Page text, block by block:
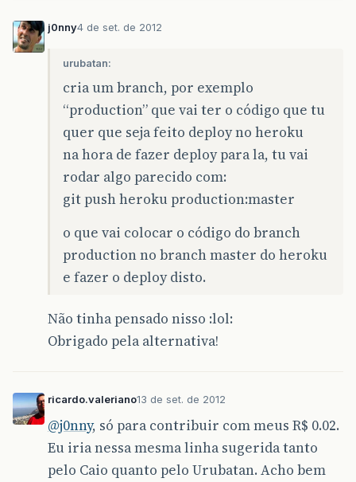
j0nny4 de set. de 2012
urubatan:
cria um branch, por exemplo
“production” que vai ter o código que tu
quer que seja feito deploy no heroku
na hora de fazer deploy para la, tu vai
rodar algo parecido com:
git push heroku production:master
o que vai colocar o código do branch
production no branch master do heroku
e fazer o deploy disto.
Não tinha pensado nisso :lol:
Obrigado pela alternativa!
ricardo.valeriano13 de set. de 2012
@j0nny, só para contribuir com meus R$ 0.02.
Eu iria nessa mesma linha sugerida tanto
pelo Caio quanto pelo Urubatan. Acho bem